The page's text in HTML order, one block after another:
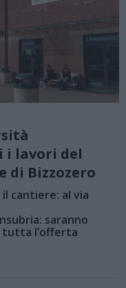
i lavori del
di Bizzozero
cantiere: al via
saranno
tutta l’offerta